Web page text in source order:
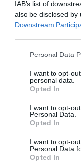
IAB’s list of
also be disclosed by
Downstream
Please note that
not limited to your
grant or deny
use your data for
consent section.
Personal Data
I want to opt-
personal data.
Opted In
I want to opt-
Personal Data.
Opted In
I want to opt-
Personal Data
Opted In
Spider-Man:
Endgame con
Ilaria Mauri · 2 Ago 2026
I GAME